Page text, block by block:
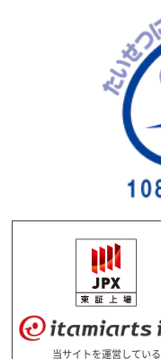
当サイトを運営している